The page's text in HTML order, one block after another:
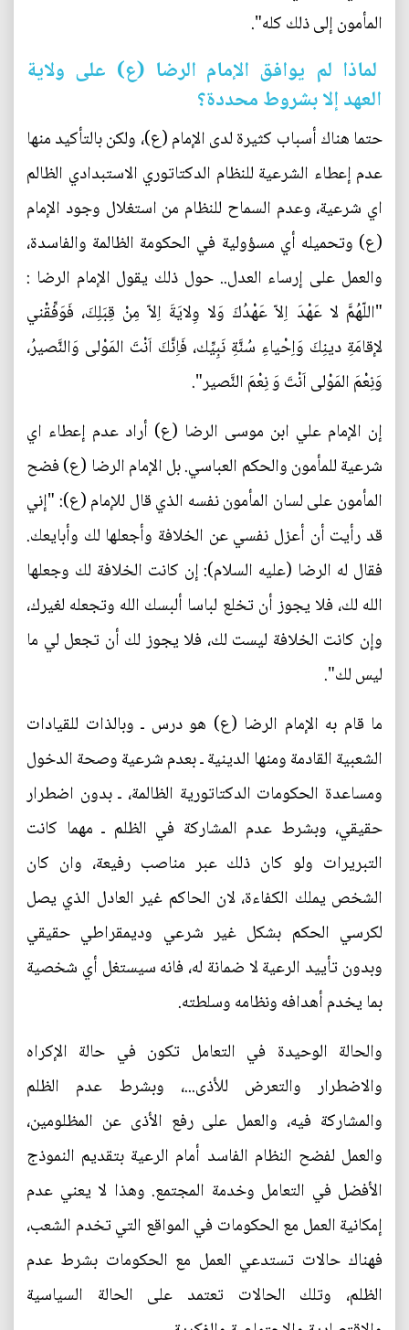
المأمون إلى ذلك كله".
لماذا لم يوافق الإمام الرضا (ع) على ولاية
العهد إلا بشروط محددة؟
حتما هناك أسباب كثيرة لدى الإمام (ع)، ولكن بالتأكيد منها
عدم إعطاء الشرعية للنظام الدكتاتوري الاستبدادي الظالم
اي شرعية، وعدم السماح للنظام من استغلال وجود الإمام
(ع) وتحميله أي مسؤولية في الحكومة الظالمة والفاسدة،
والعمل على إرساء العدل.. حول ذلك يقول الإمام الرضا :
"اللّهُمَّ لا عَهْدَ اِلاّ عَهْدُكَ وَلا وِلايَةَ اِلاّ مِنْ قِبَلِكَ، فَوَفِّقْني
لإقامَةِ دينِكَ وَاِحْياءِ سُنَّةِ نَبِيِّك، فَاِنَّكَ اَنْتَ المَوْلى وَالنَّصيرُ،
وَنِعْمَ المَوْلى اَنْتَ وَ نِعْمَ النَّصير".
إن الإمام علي ابن موسى الرضا (ع) أراد عدم إعطاء اي
شرعية للمأمون والحكم العباسي. بل الإمام الرضا (ع) فضح
المأمون على لسان المأمون نفسه الذي قال للإمام (ع): "إني
قد رأيت أن أعزل نفسي عن الخلافة وأجعلها لك وأبايعك.
فقال له الرضا (عليه السلام): إن كانت الخلافة لك وجعلها
الله لك، فلا يجوز أن تخلع لباسا ألبسك الله وتجعله لغيرك،
وإن كانت الخلافة ليست لك، فلا يجوز لك أن تجعل لي ما
ليس لك".
ما قام به الإمام الرضا (ع) هو درس ـ وبالذات للقيادات
الشعبية القادمة ومنها الدينية ـ بعدم شرعية وصحة الدخول
ومساعدة الحكومات الدكتاتورية الظالمة، ـ بدون اضطرار
حقيقي، وبشرط عدم المشاركة في الظلم ـ مهما كانت
التبريرات ولو كان ذلك عبر مناصب رفيعة، وان كان
الشخص يملك الكفاءة، لان الحاكم غير العادل الذي يصل
لكرسي الحكم بشكل غير شرعي وديمقراطي حقيقي
وبدون تأييد الرعية لا ضمانة له، فانه سيستغل أي شخصية
بما يخدم أهدافه ونظامه وسلطته.
والحالة الوحيدة في التعامل تكون في حالة الإكراه
والاضطرار والتعرض للأذى...، وبشرط عدم الظلم
والمشاركة فيه، والعمل على رفع الأذى عن المظلومين،
والعمل لفضح النظام الفاسد أمام الرعية بتقديم النموذج
الأفضل في التعامل وخدمة المجتمع. وهذا لا يعني عدم
إمكانية العمل مع الحكومات في المواقع التي تخدم الشعب،
فهناك حالات تستدعي العمل مع الحكومات بشرط عدم
الظلم، وتلك الحالات تعتمد على الحالة السياسية